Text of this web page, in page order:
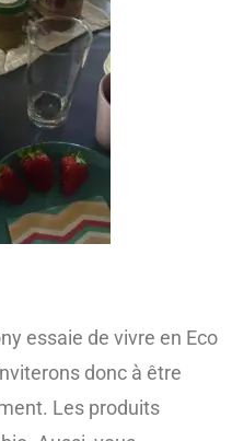
essaie de vivre en Eco
donc à être
Les produits